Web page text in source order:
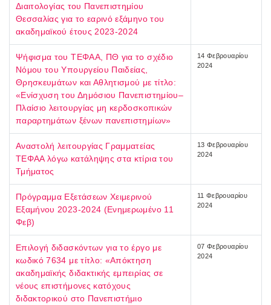
Διαιτολογίας του Πανεπιστημίου
Θεσσαλίας για το εαρινό εξάμηνο του
ακαδημαϊκού έτους 2023-2024
Ψήφισμα του ΤΕΦΑΑ, ΠΘ για το σχέδιο
Νόμου του Υπουργείου Παιδείας,
Θρησκευμάτων και Αθλητισμού με τίτλο:
«Ενίσχυση του Δημόσιου Πανεπιστημίου–
Πλαίσιο λειτουργίας μη κερδοσκοπικών
παραρτημάτων ξένων πανεπιστημίων»
14 Φεβρουαρίου
2024
Αναστολή λειτουργίας Γραμματείας
ΤΕΦΑΑ λόγω κατάληψης στα κτίρια του
Τμήματος
13 Φεβρουαρίου
2024
Πρόγραμμα Εξετάσεων Χειμερινού
Εξαμήνου 2023-2024 (Ενημερωμένο 11
Φεβ)
11 Φεβρουαρίου
2024
Επιλογή διδασκόντων για το έργο με
κωδικό 7634 με τίτλο: «Απόκτηση
ακαδημαϊκής διδακτικής εμπειρίας σε
νέους επιστήμονες κατόχους
διδακτορικού στο Πανεπιστήμιο
07 Φεβρουαρίου
2024